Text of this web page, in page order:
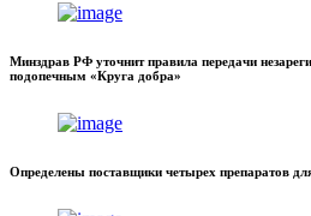
Минздрав РФ уточнит правила передачи
подопечным «Круга добра»
Определены поставщики четырех препаратов